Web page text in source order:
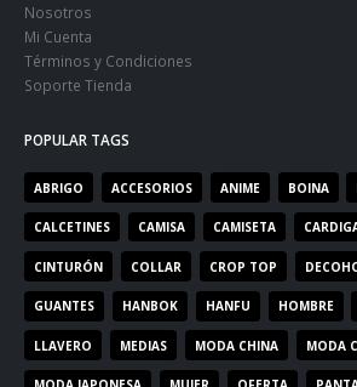
Nosotros
Mi Cuenta
Términos y Condiciones
Soporte Tienda
POPULAR TAGS
ABRIGO ACCESORIOS ANIME BOINA
CALCETINES CAMISA CAMISETA
CINTURÓN COLLAR CROP TOP
GUANTES HANBOK HANFU HOMBRE
LLAVERO MEDIAS MODA CHINA MODA